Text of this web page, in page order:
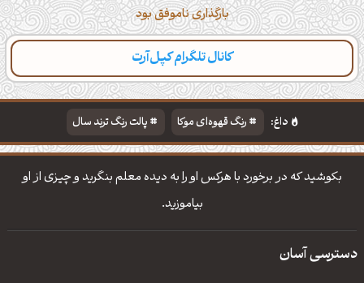
بارگذاری ناموفق بود
کانال تلگرام کپل‌آرت
داغ: رنگ قهوه‌ای موکا
پالت رنگ ترند سال
دانلود والپیپر مذهبی
تایپوگرافی شعر مولانا
بکوشید که در برخورد با هرکس او را به دیده معلم بنگرید و چیزی از او
بیاموزید.
دسترسی آسان